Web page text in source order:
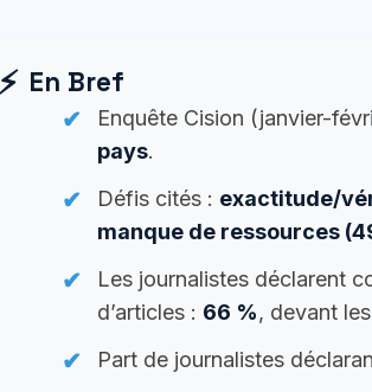
En Bref
Enquête Cision (janvier-
pays.
Défis cités : exactitude/
manque de ressources
Les journalistes déclarent
d’articles : 66 %, devant
Part de journalistes